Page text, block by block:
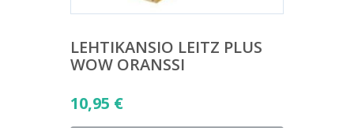
LEHTIKANSIO LEITZ PLUS
WOW ORANSSI
10,95 €